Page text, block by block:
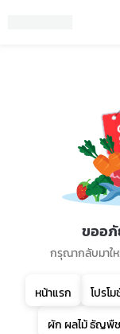
ขออภั
กรุณากลับมาใ
หน้าแรก โปรโ
ผัก ผลไม้ ธัญพืช